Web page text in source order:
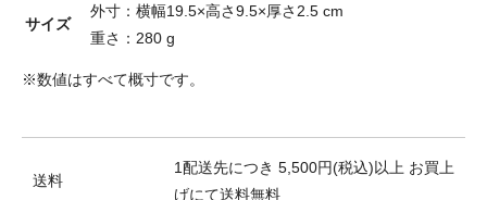
サイズ
外寸：横幅19.5×高さ9.5×厚さ2.5 cm
重さ：280 g
※数値はすべて概寸です。
送料
1配送先につき 5,500円(税込)以上 お買上
げにて送料無料